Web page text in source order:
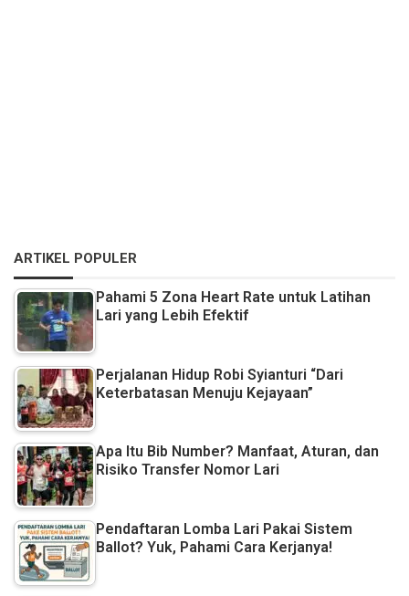
ARTIKEL POPULER
Pahami 5 Zona Heart Rate untuk Latihan
Lari yang Lebih Efektif
Perjalanan Hidup Robi Syianturi “Dari
Keterbatasan Menuju Kejayaan”
Apa Itu Bib Number? Manfaat, Aturan, dan
Risiko Transfer Nomor Lari
Pendaftaran Lomba Lari Pakai Sistem
Ballot? Yuk, Pahami Cara Kerjanya!